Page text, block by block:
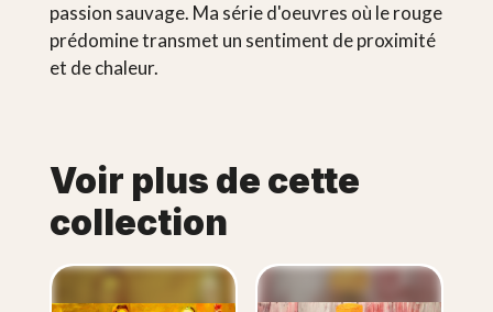
passion sauvage. Ma série d'oeuvres où le rouge
prédomine transmet un sentiment de proximité
et de chaleur.
Voir plus de cette
collection